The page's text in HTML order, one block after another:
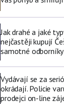
Jak drahé a jaké
nejčastěji kupují
samotné odborníky
Vydávají se za
okrádají. Policie
prodejci on-line